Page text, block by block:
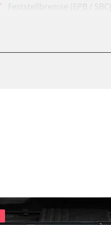
Feststellbremse (EPB / SBC)